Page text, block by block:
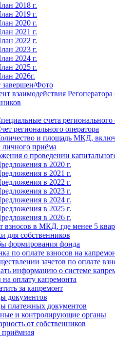
2018 г.
2019 г.
2020 г.
2021 г.
2022 г.
2023 г.
2024 г.
2025 г.
2026г.
завершен/Фото
взаимодействия
счета регионального
регионального оператора
и площадь МКД,
личного приёма
о проведении
в 2020 г.
в 2021 г.
в 2022 г.
в 2023 г.
в 2024 г.
в 2025 г.
в 2026 г.
взносов в МКД, где менее 5
для собственников
формирования фонда
по оплате взносов на
зачетов по оплате
информацию о системе
оплату капремонта
за капремонт
документов
платежных документов
и контролирующие органы
от собственников
приёмная